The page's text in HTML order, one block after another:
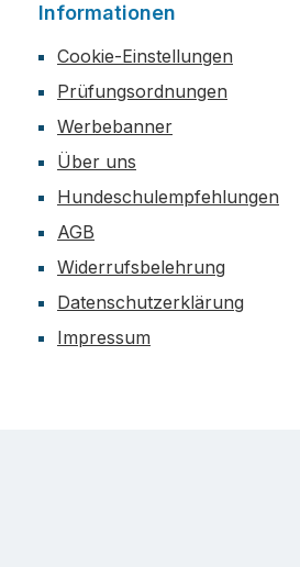
Informationen
Cookie-Einstellungen
Prüfungsordnungen
Werbebanner
Über uns
Hundeschulempfehlungen
AGB
Widerrufsbelehrung
Datenschutzerklärung
Impressum